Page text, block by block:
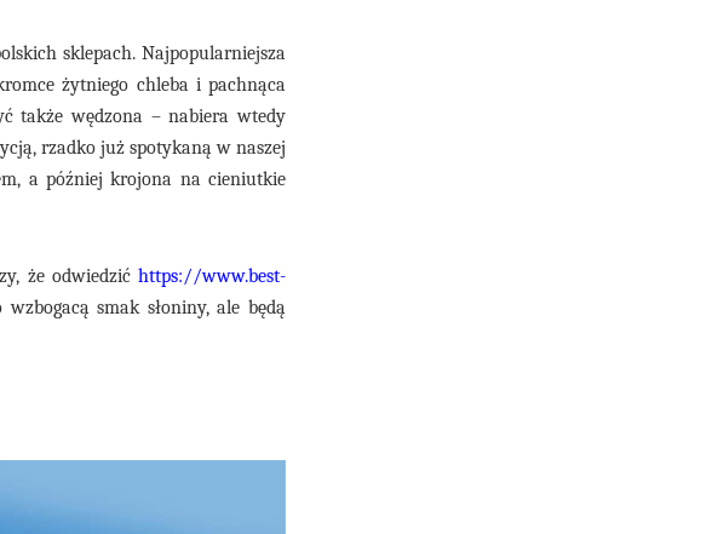
sklepach. Najpopularniejsza
żytniego chleba i pachnąca
także wędzona – nabiera wtedy
rzadko już spotykaną w naszej
a później krojona na cieniutkie
że odwiedzić https://www.best-
smak słoniny, ale będą